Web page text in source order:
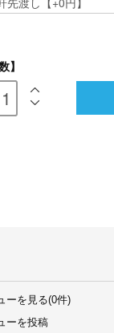
】
ーを見る(0件)
ーを投稿